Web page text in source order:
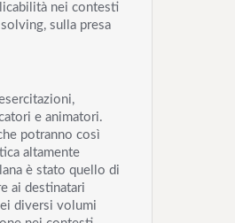
nei contesti
sulla presa
e animatori.
potranno così
altamente
è stato quello di
ai destinatari
diversi volumi